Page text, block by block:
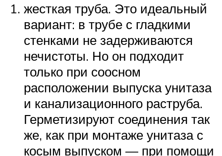
жесткая труба. Это идеальный
вариант: в трубе с гладкими
стенками не задерживаются
нечистоты. Но он подходит
только при соосном
расположении выпуска унитаза
и канализационного раструба.
Герметизируют соединения так
же, как при монтаже унитаза с
косым выпуском — при помощи